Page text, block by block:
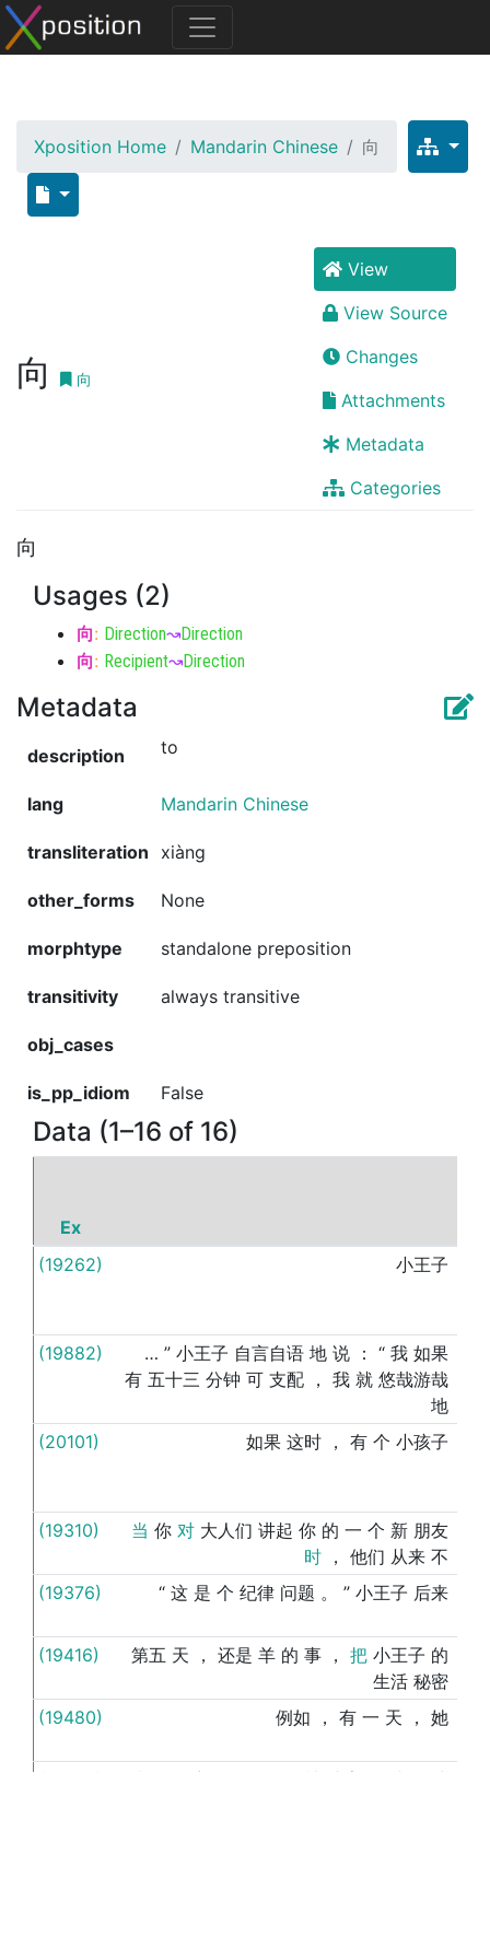
Xposition Home Mandarin Chinese 向
向 向
View
View Source
Changes
Attachments
Metadata
Categories
向
Usages (2)
向: Direction↝Direction
向: Recipient↝Direction
Metadata
description to
lang Mandarin Chinese
transliteration xiàng
other_forms None
morphtype standalone preposition
transitivity always transitive
obj_cases
is_pp_idiom False
Data (1–16 of 16)
Ex
(19262)
小王子
(19882) … ” 小王子 自言自语 地 说 ： “ 我 如果
有 五十三 分钟 可 支配 ， 我 就 悠哉游哉
地
(20101) 如果 这时 ， 有 个 小孩子
(19310) 当 你 对 大人们 讲起 你 的 一 个 新 朋友
时 ， 他们 从来 不
(19376) “ 这 是 个 纪律 问题 。 ” 小王子 后来
(19416) 第五 天 ， 还是 羊 的 事 ， 把 小王子 的
生活 秘密
(19480) 例如 ， 有 一 天 ， 她